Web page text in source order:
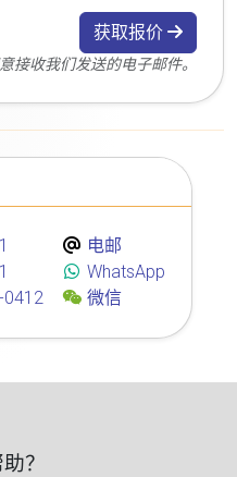
获取报价
接收我们发送的电子邮件。
0412
电邮
WhatsApp
微信
？